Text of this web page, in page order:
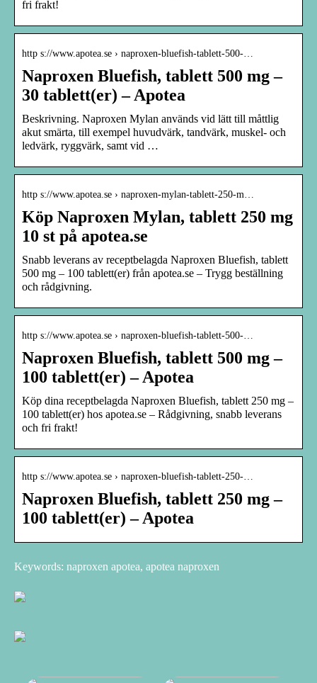
fri frakt!
http s://www.apotea.se › naproxen-bluefish-tablett-500-…
Naproxen Bluefish, tablett 500 mg –
30 tablett(er) – Apotea
Beskrivning. Naproxen Mylan används vid lätt till måttlig
akut smärta, till exempel huvudvärk, tandvärk, muskel- och
ledvärk, ryggvärk, samt vid …
http s://www.apotea.se › naproxen-mylan-tablett-250-m…
Köp Naproxen Mylan, tablett 250 mg
10 st på apotea.se
Snabb leverans av receptbelagda Naproxen Bluefish, tablett
500 mg – 100 tablett(er) från apotea.se – Trygg beställning
och rådgivning.
http s://www.apotea.se › naproxen-bluefish-tablett-500-…
Naproxen Bluefish, tablett 500 mg –
100 tablett(er) – Apotea
Köp dina receptbelagda Naproxen Bluefish, tablett 250 mg –
100 tablett(er) hos apotea.se – Rådgivning, snabb leverans
och fri frakt!
http s://www.apotea.se › naproxen-bluefish-tablett-250-…
Naproxen Bluefish, tablett 250 mg –
100 tablett(er) – Apotea
Keywords: naproxen apotea, apotea naproxen